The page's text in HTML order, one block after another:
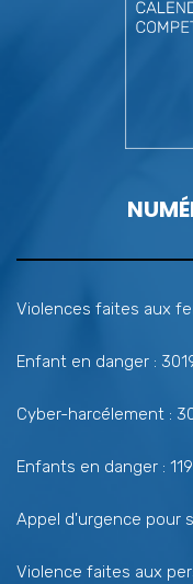
Violences faites aux
Enfant en danger :
Cyber-harcélement :
Enfants en danger : 119
Appel d'urgence pour
Violence faites aux